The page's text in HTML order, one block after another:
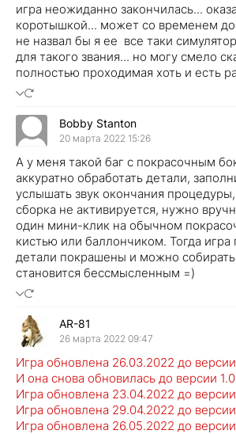
игра неожиданно закончилась...
коротышкой... может со временем
не назвал бы я ее все таки
для такого звания... но могу смело
полностью проходимая хоть и есть
Bobby Stanton
20 марта 2022 15:26
А у меня такой баг с покрасочным
аккуратно обработать детали,
услышать звук окончания
сборка не активируется, нужно
один мини-клик на обычном
кистью или баллончиком. Тогда игра
детали покрашены и можно
становится бессмысленным =)
AR-81
26 марта 2022 09:47
Игра обновлена 26.03.2022 до
И она снова обновилась до версии
Игра обновлена 23.04.2022 до
Игра обновлена 29.04.2022 до версии
Игра обновлена 26.05.2022 до версии